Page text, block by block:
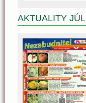
AKTUALITY JÚL